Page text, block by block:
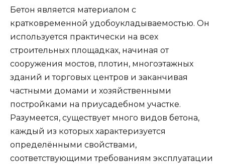
Бетон является материалом с
кратковременной удобоукладываемостью. Он
используется практически на всех
строительных площадках, начиная от
сооружения мостов, плотин, многоэтажных
зданий и торговых центров и заканчивая
частными домами и хозяйственными
постройками на приусадебном участке.
Разумеется, существует много видов бетона,
каждый из которых характеризуется
определёнными свойствами,
соответствующими требованиям эксплуатации